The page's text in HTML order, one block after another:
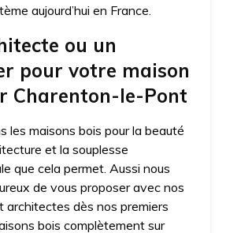
aujourd’hui en France.
ou un
pour votre maison
Charenton-le-Pont
les maisons bois pour la beauté
et la souplesse
que cela permet. Aussi nous
de vous proposer avec nos
architectes dès nos premiers
bois complètement sur